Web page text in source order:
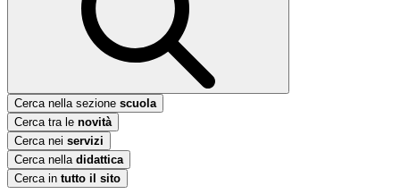
Cerca nella sezione scuola
Cerca tra le novità
Cerca nei servizi
Cerca nella didattica
Cerca in tutto il sito